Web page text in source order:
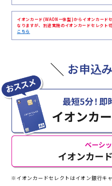
イオンカード(WAON一体型)からイオンカード
なりますが、別途実施のイオンカードセレクト
こちら
お申込み
※イオンカードセレクトはイオン銀行キ